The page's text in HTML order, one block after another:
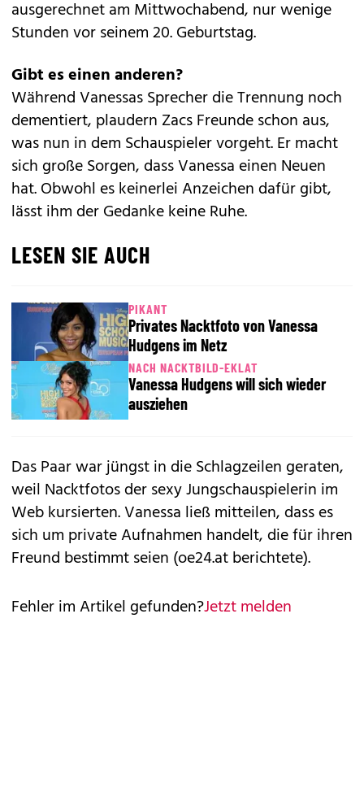
ausgerechnet am Mittwochabend, nur wenige
Stunden vor seinem 20. Geburtstag.
Gibt es einen anderen?
Während Vanessas Sprecher die Trennung noch
dementiert, plaudern Zacs Freunde schon aus,
was nun in dem Schauspieler vorgeht. Er macht
sich große Sorgen, dass Vanessa einen Neuen
hat. Obwohl es keinerlei Anzeichen dafür gibt,
lässt ihm der Gedanke keine Ruhe.
LESEN SIE AUCH
PIKANT
Privates Nacktfoto von Vanessa
Hudgens im Netz
NACH NACKTBILD-EKLAT
Vanessa Hudgens will sich wieder
ausziehen
Das Paar war jüngst in die Schlagzeilen geraten,
weil Nacktfotos der sexy Jungschauspielerin im
Web kursierten. Vanessa ließ mitteilen, dass es
sich um private Aufnahmen handelt, die für ihren
Freund bestimmt seien (oe24.at berichtete).
Fehler im Artikel gefunden?Jetzt melden